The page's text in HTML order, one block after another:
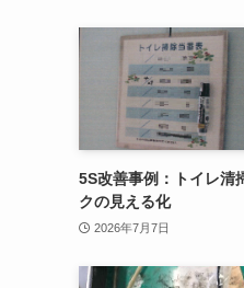
5S改善事例：トイレ清
クの見える化
2026年7月7日